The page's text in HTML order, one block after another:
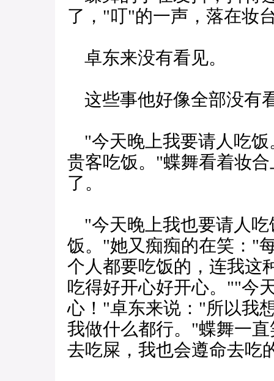
了，"叮"的一声，落在妆
卓东来没有看见。
这些事他好像全部没有
"今天晚上我要请人吃饭
贵客吃饭。"蝶舞看着妆
了。
"今天晚上我也要请人吃
饭。"她又痴痴的在笑："
个人都要吃饭的，连我这
吃得好开心好开心。""今
心！"卓东来说："所以我
我做什么都行。"蝶舞一
去吃屎，我也会遵命去吃